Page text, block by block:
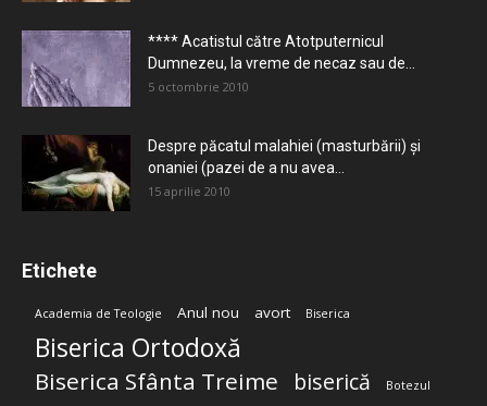
**** Acatistul către Atotputernicul
Dumnezeu, la vreme de necaz sau de...
5 octombrie 2010
Despre păcatul malahiei (masturbării) şi
onaniei (pazei de a nu avea...
15 aprilie 2010
Etichete
Academia de Teologie Anul nou avort Biserica
Biserica Ortodoxă
Biserica Sfânta Treime biserică Botezul